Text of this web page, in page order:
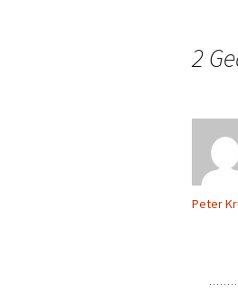
Navigation
2
Peter